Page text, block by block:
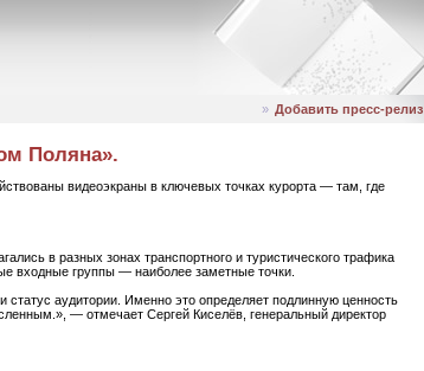
» Добавить пресс-релиз
Поляна».
видеоэкраны в ключевых точках курорта — там, где
в разных зонах транспортного и туристического трафика
входные группы — наиболее заметные точки.
статус аудитории. Именно это определяет подлинную ценность
— отмечает Сергей Киселёв, генеральный директор